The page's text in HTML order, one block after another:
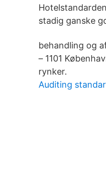
stadig ganske
behandling og
– 1101
rynker.
Auditing